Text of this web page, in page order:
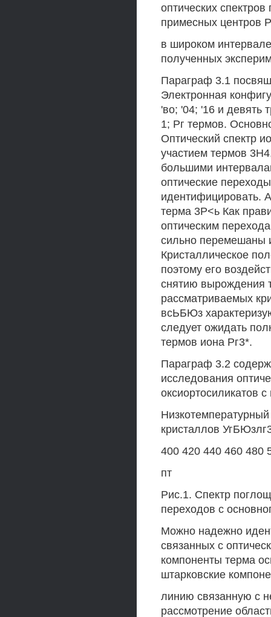
оптических
примесных центров
в широком
полученных
Параграф 3.1
Электронная
'во; '04; '16 и девять
1; Рг термов.
Оптический спектр
участием термов
большими
оптические
идентифицировать.
терма 3Р<ь Как
оптическим
сильно перемешаны
Кристаллическое
поэтому его
снятию вырождения
рассматриваемых
всЬБЮз
следует ожидать
термов иона Рг3*.
Параграф 3.2
исследования
оксиортосиликатов
кристаллов
400 420 440 460 480
пт
Рис.1. Спектр
переходов с
Можно надежно
связанных с
компоненты терма
штарковские
линию связанную с
рассмотрение